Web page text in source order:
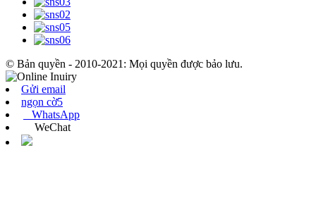
© Bản quyền - 2010-2021: Mọi quyền được bảo lưu.
Gửi email
ngọn cờ5
WhatsApp
WeChat